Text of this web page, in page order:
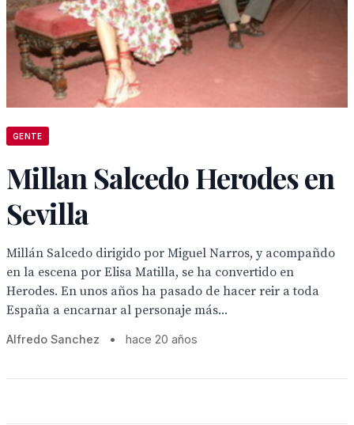
GENTE
Millan Salcedo Herodes en
Sevilla
Millán Salcedo dirigido por Miguel Narros, y acompañdo
en la escena por Elisa Matilla, se ha convertido en
Herodes. En unos años ha pasado de hacer reir a toda
España a encarnar al personaje más...
Alfredo Sanchez • hace 20 años